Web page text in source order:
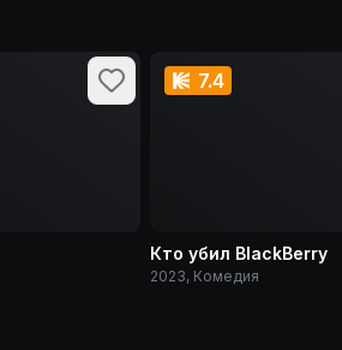
7.4
Кто убил BlackBerry
2023, Комедия